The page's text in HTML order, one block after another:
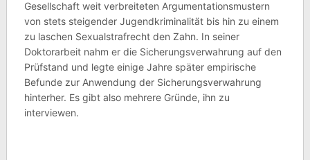
Gesellschaft weit verbreiteten Argumentationsmustern
von stets steigender Jugendkriminalität bis hin zu einem
zu laschen Sexualstrafrecht den Zahn. In seiner
Doktorarbeit nahm er die Sicherungsverwahrung auf den
Prüfstand und legte einige Jahre später empirische
Befunde zur Anwendung der Sicherungsverwahrung
hinterher. Es gibt also mehrere Gründe, ihn zu
interviewen.